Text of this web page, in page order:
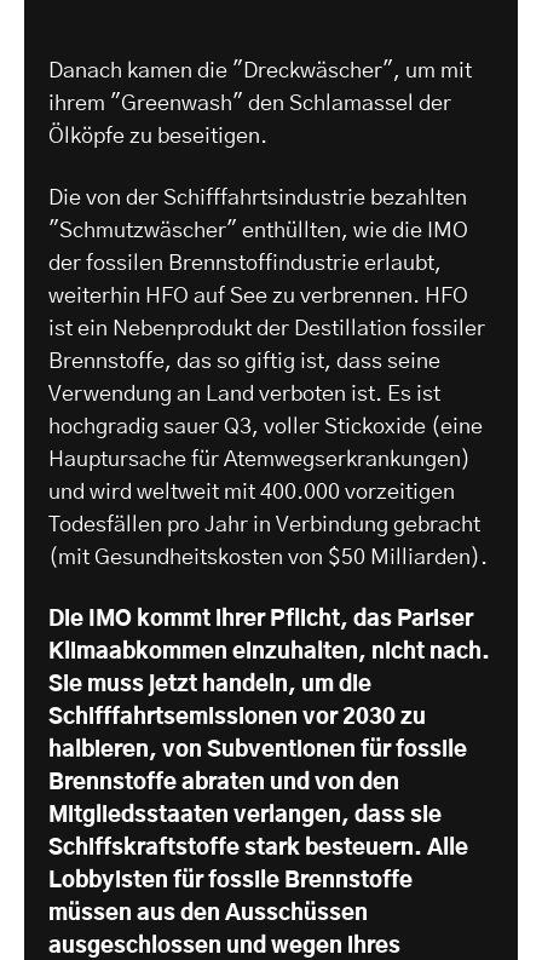
Danach kamen die "Dreckwäscher", um mit
ihrem "Greenwash" den Schlamassel der
Ölköpfe zu beseitigen.
Die von der Schifffahrtsindustrie bezahlten
"Schmutzwäscher" enthüllten, wie die IMO
der fossilen Brennstoffindustrie erlaubt,
weiterhin HFO auf See zu verbrennen. HFO
ist ein Nebenprodukt der Destillation fossiler
Brennstoffe, das so giftig ist, dass seine
Verwendung an Land verboten ist. Es ist
hochgradig sauer Q3, voller Stickoxide (eine
Hauptursache für Atemwegserkrankungen)
und wird weltweit mit 400.000 vorzeitigen
Todesfällen pro Jahr in Verbindung gebracht
(mit Gesundheitskosten von $50 Milliarden).
Die IMO kommt ihrer Pflicht, das Pariser
Klimaabkommen einzuhalten, nicht nach.
Sie muss jetzt handeln, um die
Schifffahrtsemissionen vor 2030 zu
halbieren, von Subventionen für fossile
Brennstoffe abraten und von den
Mitgliedsstaaten verlangen, dass sie
Schiffskraftstoffe stark besteuern. Alle
Lobbyisten für fossile Brennstoffe
müssen aus den Ausschüssen
ausgeschlossen und wegen ihres